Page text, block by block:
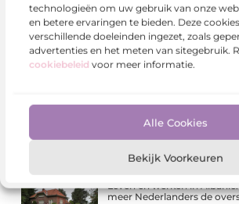
technologieën om uw gebruik van onze
en betere ervaringen te bieden. Deze
verschillende doeleinden ingezet, zoals
advertenties en het meten van sitegebruik.
cookiebeleid voor meer informatie.
Alle Cookies
Bekijk Voorkeuren
Slim plannen voor
Een inspirerende dag
Leven en werken in
meer Nederlanders de